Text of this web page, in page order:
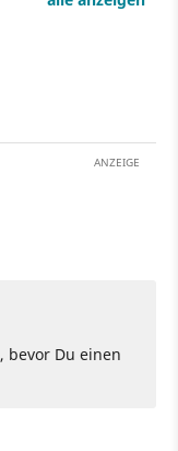
ANZEIGE
, bevor Du einen